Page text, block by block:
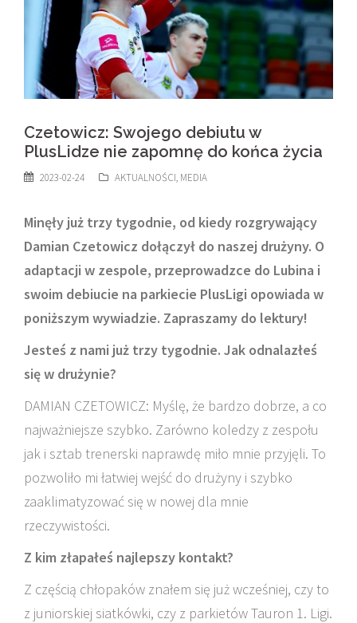
Czetowicz: Swojego debiutu w
PlusLidze nie zapomnę do końca życia
2023-02-24 AKTUALNOŚCI, MEDIA
Minęły już trzy tygodnie, od kiedy rozgrywający
Damian Czetowicz dołączył do naszej drużyny. O
adaptacji w zespole, przeprowadzce do Lubina i
swoim debiucie na parkiecie PlusLigi opowiada w
poniższym wywiadzie. Zapraszamy do lektury!
Jesteś z nami już trzy tygodnie. Jak odnalazłeś
się w drużynie?
DAMIAN CZETOWICZ: Myślę, że bardzo dobrze, a co
najważniejsze szybko. Zarówno koledzy z zespołu
jak i sztab trenerski naprawdę miło mnie przyjęli. To
pozwoliło mi łatwiej wejść do drużyny i szybko
zaaklimatyzować się w nowej dla mnie
rzeczywistości.
Z kim złapałeś najlepszy kontakt?
Z częścią chłopaków znałem się już wcześniej, czy to
z juniorskiej siatkówki, czy z parkietów Tauron 1. Ligi.